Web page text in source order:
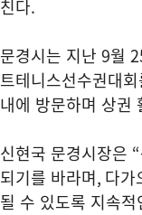
친다.
문경시는 지난 9월
트테니스선수권대
내에 방문하며 상권
신현국 문경시장은 “
되기를 바라며, 다가
될 수 있도록 지속